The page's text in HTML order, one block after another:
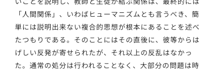
「人間関係」、いわばヒューマニズムとも言うべき、簡
単には説明出来ない複合的思想が根本にあることを述べ
たつもりである。そのことにはその直後に、彼等からは
げしい反発が寄せられたが、それ以上の反乱はなかっ
た。通常の処分は行われることなく、大部分の問題は時